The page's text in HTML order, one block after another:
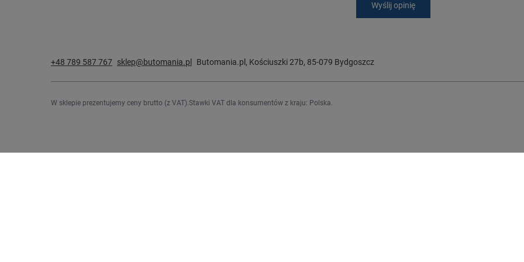
Wyślij opinię
+48 789 587 767 sklep@butomania.pl Butomania.pl , Kościuszki 27b, 85-079 Bydgoszcz
W sklepie prezentujemy ceny brutto (z VAT). Stawki VAT dla konsumentów z kraju: Polska